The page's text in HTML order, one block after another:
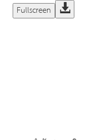
Fullscreen